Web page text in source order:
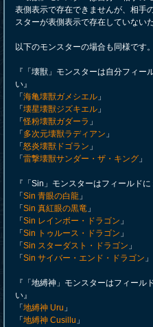
表側表示で存在できませんが、相手
スターが表側表示で存在していない
以下のモンスターの場合も同様です。
『「壊獣」モンスターは自分フィ
い』
「 海亀壊獣ガメシエル 」
「 壊星壊獣ジズキエル 」
「怪粉壊獣ガダーラ 」
「 多次元壊獣ラディアン 」
「 怒炎壊獣ドゴラン 」
「 雷撃壊獣サンダー・ザ・キング 」
『「Sin」モンスターはフィールド
「 Sin 青眼の白龍 」
「 Sin 真紅眼の黒竜 」
「 Sin レインボー・ドラゴン 」
「 Sin トゥルース・ドラゴン 」
「 Sin スターダスト・ドラゴン 」
「 Sin サイバー・エンド・ドラゴン 」
『「地縛神」モンスターはフィー
い』
「 地縛神 Uru 」
「 地縛神 Cusillu 」